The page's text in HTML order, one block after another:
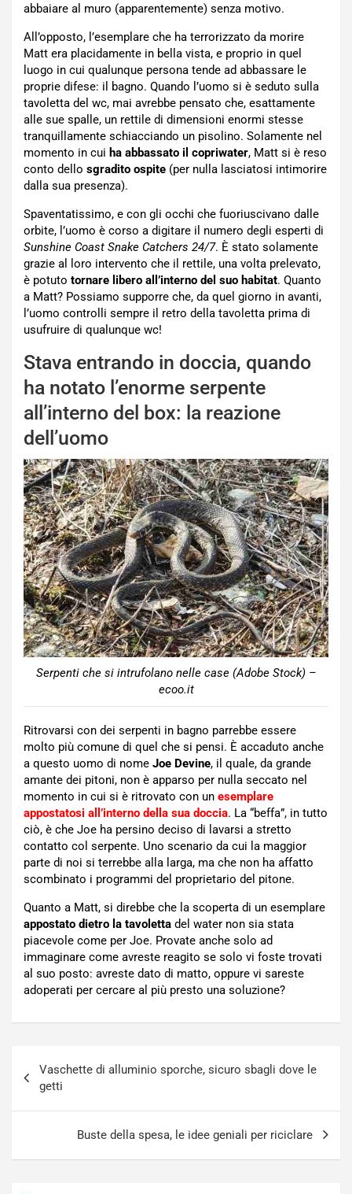
abbaiare al muro (apparentemente) senza motivo.
All’opposto, l’esemplare che ha terrorizzato da morire
Matt era placidamente in bella vista, e proprio in quel
luogo in cui qualunque persona tende ad abbassare le
proprie difese: il bagno. Quando l’uomo si è seduto sulla
tavoletta del wc, mai avrebbe pensato che, esattamente
alle sue spalle, un rettile di dimensioni enormi stesse
tranquillamente schiacciando un pisolino. Solamente nel
momento in cui ha abbassato il copriwater, Matt si è reso
conto dello sgradito ospite (per nulla lasciatosi intimorire
dalla sua presenza).
Spaventatissimo, e con gli occhi che fuoriuscivano dalle
orbite, l’uomo è corso a digitare il numero degli esperti di
Sunshine Coast Snake Catchers 24/7. È stato solamente
grazie al loro intervento che il rettile, una volta prelevato,
è potuto tornare libero all’interno del suo habitat. Quanto
a Matt? Possiamo supporre che, da quel giorno in avanti,
l’uomo controlli sempre il retro della tavoletta prima di
usufruire di qualunque wc!
Stava entrando in doccia, quando
ha notato l’enorme serpente
all’interno del box: la reazione
dell’uomo
Serpenti che si intrufolano nelle case (Adobe Stock) –
ecoo.it
Ritrovarsi con dei serpenti in bagno parrebbe essere
molto più comune di quel che si pensi. È accaduto anche
a questo uomo di nome Joe Devine, il quale, da grande
amante dei pitoni, non è apparso per nulla seccato nel
momento in cui si è ritrovato con un esemplare
appostatosi all’interno della sua doccia. La “beffa”, in tutto
ciò, è che Joe ha persino deciso di lavarsi a stretto
contatto col serpente. Uno scenario da cui la maggior
parte di noi si terrebbe alla larga, ma che non ha affatto
scombinato i programmi del proprietario del pitone.
Quanto a Matt, si direbbe che la scoperta di un esemplare
appostato dietro la tavoletta del water non sia stata
piacevole come per Joe. Provate anche solo ad
immaginare come avreste reagito se solo vi foste trovati
al suo posto: avreste dato di matto, oppure vi sareste
adoperati per cercare al più presto una soluzione?
articoli
Vaschette di alluminio sporche, sicuro sbagli dove le
getti
Buste della spesa, le idee geniali per riciclare